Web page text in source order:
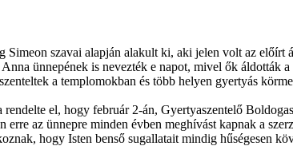
Simeon szavai alapján alakult ki, aki jelen volt az
ünnepének is nevezték e napot, mivel ők
a templomokban és több helyen gyertyás
el, hogy február 2-án, Gyertyaszentelő
erre az ünnepre minden évben meghívást kapnak a
hogy Isten benső sugallatait mindig hűségesen